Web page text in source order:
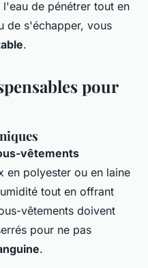
de pénétrer tout en
de s'échapper, vous
.
pour
vêtements
en polyester ou en laine
tout en offrant
vêtements doivent
pour ne pas
.